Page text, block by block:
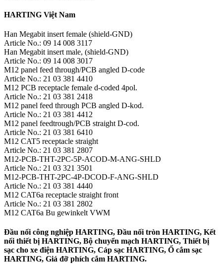
HARTING Việt Nam
Han Megabit insert female (shield-GND)
Article No.: 09 14 008 3117
Han Megabit insert male, (shield-GND)
Article No.: 09 14 008 3017
M12 panel feed through/PCB angled D-code
Article No.: 21 03 381 4410
M12 PCB receptacle female d-coded 4pol.
Article No.: 21 03 381 2418
M12 panel feed through PCB angled D-kod.
Article No.: 21 03 381 4412
M12 panel feedtrough/PCB straight D-cod.
Article No.: 21 03 381 6410
M12 CAT5 receptacle straight
Article No.: 21 03 381 2807
M12-PCB-THT-2PC-5P-ACOD-M-ANG-SHLD
Article No.: 21 03 321 3501
M12-PCB-THT-2PC-4P-DCOD-F-ANG-SHLD
Article No.: 21 03 381 4440
M12 CAT6a receptacle straight front
Article No.: 21 03 381 2802
M12 CAT6a Bu gewinkelt VWM
Đầu nối công nghiệp HARTING, Đầu nối tròn HARTING, Kết
nối thiết bị HARTING, Bộ chuyển mạch HARTING, Thiết bị
sạc cho xe điện HARTING, Cáp sạc HARTING, Ổ cắm sạc
HARTING, Giá đỡ phích cắm HARTING.